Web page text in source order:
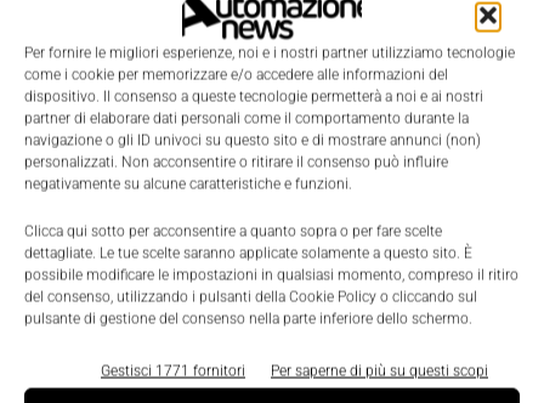
Per fornire le migliori esperienze, noi e i nostri partner utilizziamo tecnologie
come i cookie per memorizzare e/o accedere alle informazioni del
dispositivo. Il consenso a queste tecnologie permetterà a noi e ai nostri
partner di elaborare dati personali come il comportamento durante la
navigazione o gli ID univoci su questo sito e di mostrare annunci (non)
personalizzati. Non acconsentire o ritirare il consenso può influire
negativamente su alcune caratteristiche e funzioni.
Clicca qui sotto per acconsentire a quanto sopra o per fare scelte
dettagliate. Le tue scelte saranno applicate solamente a questo sito. È
possibile modificare le impostazioni in qualsiasi momento, compreso il ritiro
del consenso, utilizzando i pulsanti della Cookie Policy o cliccando sul
pulsante di gestione del consenso nella parte inferiore dello schermo.
Gestisci 1771 fornitori Per saperne di più su questi scopi
LEGGI LA RIVISTA ⇢